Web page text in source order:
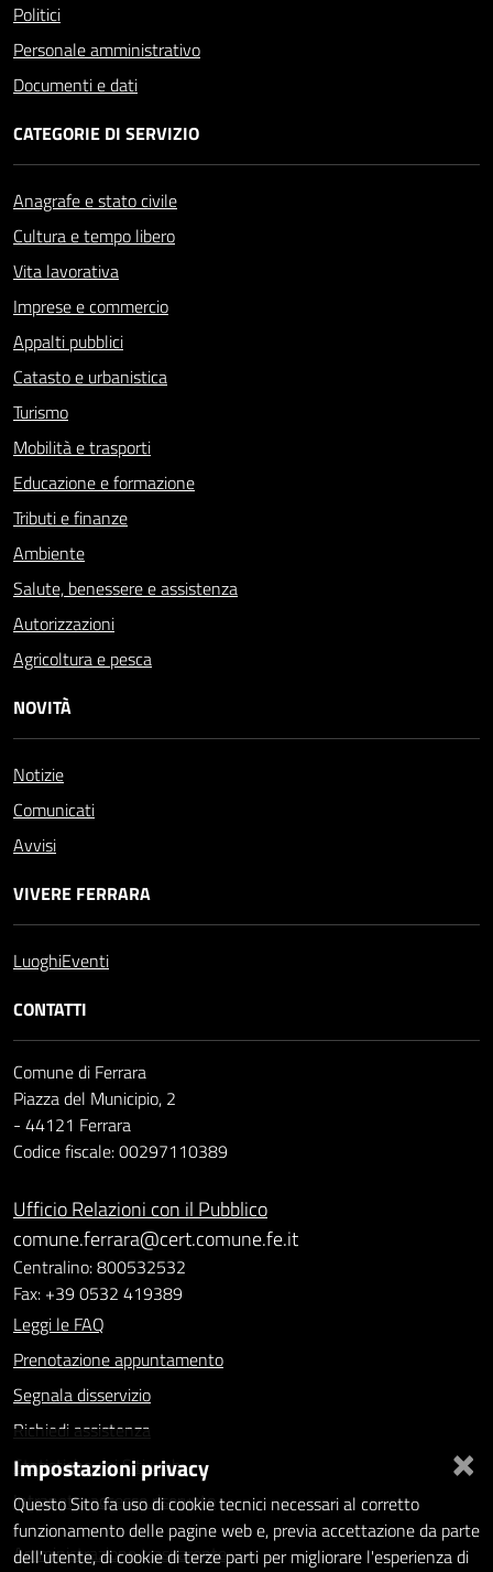
Politici
Personale amministrativo
Documenti e dati
CATEGORIE DI SERVIZIO
Anagrafe e stato civile
Cultura e tempo libero
Vita lavorativa
Imprese e commercio
Appalti pubblici
Catasto e urbanistica
Turismo
Mobilità e trasporti
Educazione e formazione
Tributi e finanze
Ambiente
Salute, benessere e assistenza
Autorizzazioni
Agricoltura e pesca
NOVITÀ
Notizie
Comunicati
Avvisi
VIVERE FERRARA
LuoghiEventi
CONTATTI
Comune di Ferrara
Piazza del Municipio, 2
- 44121 Ferrara
Codice fiscale: 00297110389
Ufficio Relazioni con il Pubblico
comune.ferrara@cert.comune.fe.it
Centralino: 800532532
Fax: +39 0532 419389
Leggi le FAQ
Prenotazione appuntamento
Segnala disservizio
Richiedi assistenza
Statistiche dei Siti web
Intranet - accesso riservato
Amministrazione trasparente
×
Impostazioni privacy
Questo Sito fa uso di cookie tecnici necessari al corretto
funzionamento delle pagine web e, previa accettazione da parte
dell'utente, di cookie di terze parti per migliorare l'esperienza di